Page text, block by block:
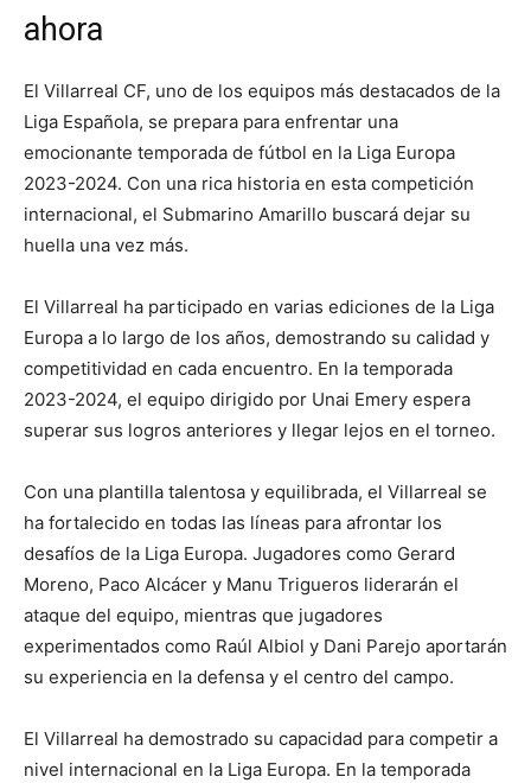
ahora
El Villarreal CF, uno de los equipos más destacados de la
Liga Española, se prepara para enfrentar una
emocionante temporada de fútbol en la Liga Europa
2023-2024. Con una rica historia en esta competición
internacional, el Submarino Amarillo buscará dejar su
huella una vez más.
El Villarreal ha participado en varias ediciones de la Liga
Europa a lo largo de los años, demostrando su calidad y
competitividad en cada encuentro. En la temporada
2023-2024, el equipo dirigido por Unai Emery espera
superar sus logros anteriores y llegar lejos en el torneo.
Con una plantilla talentosa y equilibrada, el Villarreal se
ha fortalecido en todas las líneas para afrontar los
desafíos de la Liga Europa. Jugadores como Gerard
Moreno, Paco Alcácer y Manu Trigueros liderarán el
ataque del equipo, mientras que jugadores
experimentados como Raúl Albiol y Dani Parejo aportarán
su experiencia en la defensa y el centro del campo.
El Villarreal ha demostrado su capacidad para competir a
nivel internacional en la Liga Europa. En la temporada